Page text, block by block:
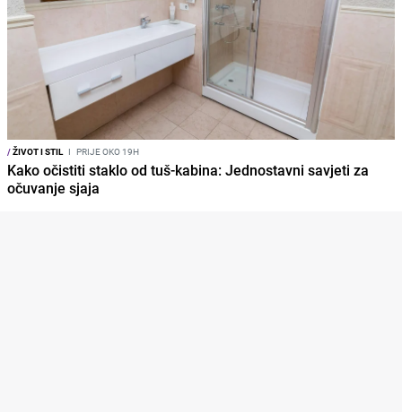
/ŽIVOT I STIL I PRIJE OKO 19H
Kako očistiti staklo od tuš-kabina: Jednostavni savjeti za
očuvanje sjaja